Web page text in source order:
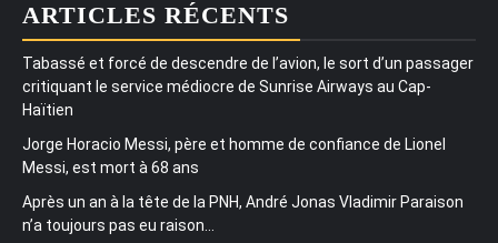
ARTICLES RÉCENTS
Tabassé et forcé de descendre de l’avion, le sort d’un passager
critiquant le service médiocre de Sunrise Airways au Cap-
Haïtien
Jorge Horacio Messi, père et homme de confiance de Lionel
Messi, est mort à 68 ans
Après un an à la tête de la PNH, André Jonas Vladimir Paraison
n’a toujours pas eu raison…